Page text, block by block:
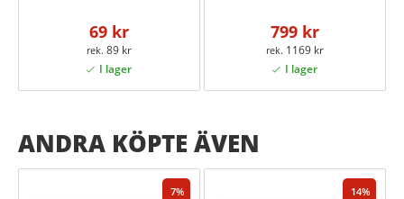
69 kr
89 kr
799 kr
1169 kr
ANDRA KÖPTE ÄVEN
7 14